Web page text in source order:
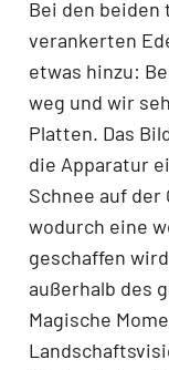
Bei den beiden
verankerten
etwas hinzu:
weg und wir
Platten. Das
die Apparatur
Schnee auf der
wodurch eine
geschaffen
außerhalb des
Magische